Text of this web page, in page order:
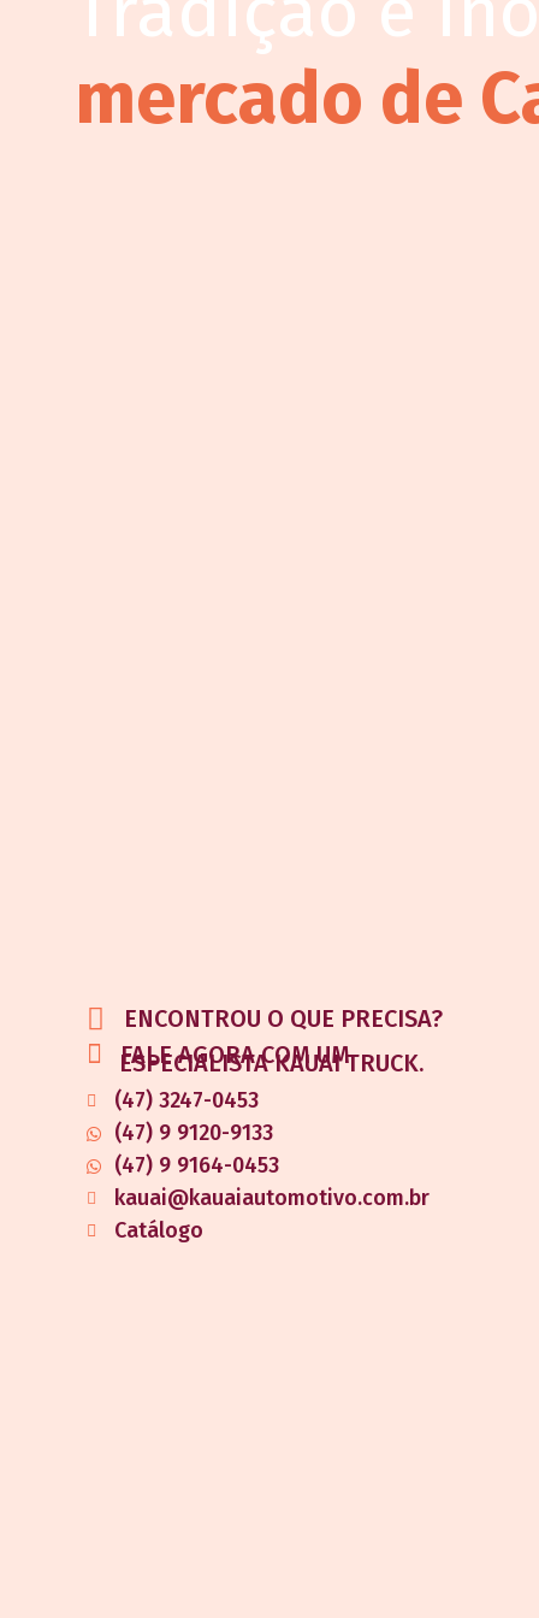
mercado de
ENCONTROU O QUE PRECISA?
FALE AGORA COM UM
ESPECIALISTA KAUAI TRUCK.
(47) 3247-0453
(47) 9 9120-9133
(47) 9 9164-0453
kauai@kauaiautomotivo.com.br
Catálogo